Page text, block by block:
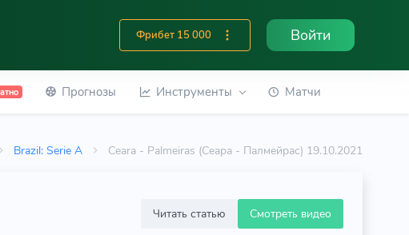
Фрибет 15 000 Войти
Прогнозы Инструменты Матчи
Brazil: Serie A Ceara - Palmeiras (Сеара - Палмейрас) 19.10.2021
Читать статью Смотреть видео